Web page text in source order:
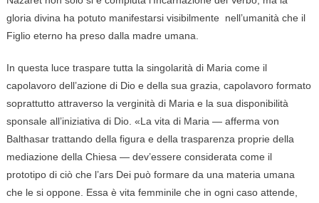
gloria divina ha potuto manifestarsi visibilmente nell’umanità che il
Figlio eterno ha preso dalla madre umana.
In questa luce traspare tutta la singolarità di Maria come il
capolavoro dell’azione di Dio e della sua grazia, capolavoro formato
soprattutto attraverso la verginità di Maria e la sua disponibilità
sponsale all’iniziativa di Dio. «La vita di Maria — afferma von
Balthasar trattando della figura e della trasparenza proprie della
mediazione della Chiesa — dev’essere considerata come il
prototipo di ciò che l’ars Dei può formare da una materia umana
che le si oppone. Essa è vita femminile che in ogni caso attende,